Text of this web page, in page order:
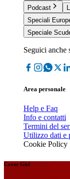
Podcast
Speciali
Speciale
Seguici anche
Area personale
Help e Faq
Info e contatti
Termini del
Utilizzo dati e
Cookie Policy
Cover Girl